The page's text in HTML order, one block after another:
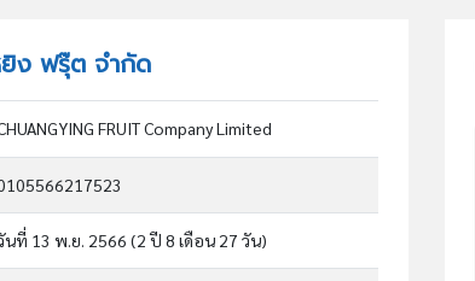
ง ฟรุ๊ต จำกัด
FRUIT Company Limited
นที่ 13 พ.ย. 2566 (2 ปี 8 เดือน 27 วัน)